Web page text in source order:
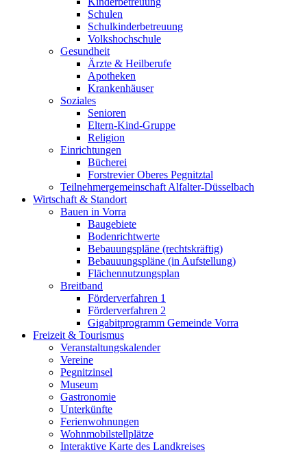
Schulen
Schulkinderbetreuung
Volkshochschule
Gesundheit
Ärzte & Heilberufe
Apotheken
Krankenhäuser
Soziales
Senioren
Eltern-Kind-Gruppe
Religion
Einrichtungen
Bücherei
Forstrevier Oberes Pegnitztal
Teilnehmergemeinschaft Alfalter-Düsselbach
Wirtschaft & Standort
Bauen in Vorra
Baugebiete
Bodenrichtwerte
Bebauungspläne (rechtskräftig)
Bebauuungspläne (in Aufstellung)
Flächennutzungsplan
Breitband
Förderverfahren 1
Förderverfahren 2
Gigabitprogramm Gemeinde Vorra
Freizeit & Tourismus
Veranstaltungskalender
Vereine
Pegnitzinsel
Museum
Gastronomie
Unterkünfte
Ferienwohnungen
Wohnmobilstellplätze
Interaktive Karte des Landkreises